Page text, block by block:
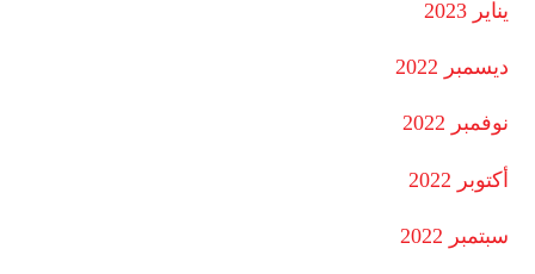
يناير 2023
ديسمبر 2022
نوفمبر 2022
أكتوبر 2022
سبتمبر 2022